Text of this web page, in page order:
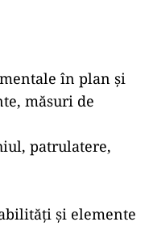
în plan și
măsuri de
patrulatere,
și elemente